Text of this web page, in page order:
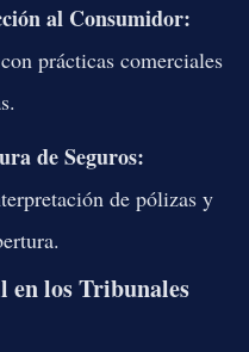
al Consumidor:
prácticas comerciales
de Seguros:
de pólizas y
en los Tribunales